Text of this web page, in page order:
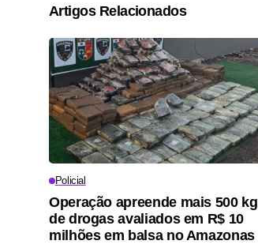
Artigos Relacionados
Policial
Operação apreende mais 500 kg
de drogas avaliados em R$ 10
milhões em balsa no Amazonas